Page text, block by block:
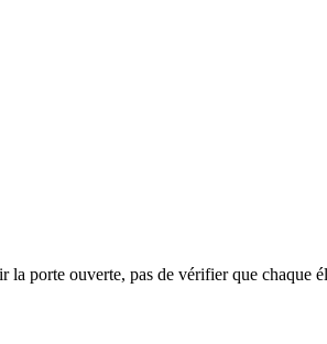
porte ouverte, pas de vérifier que chaque